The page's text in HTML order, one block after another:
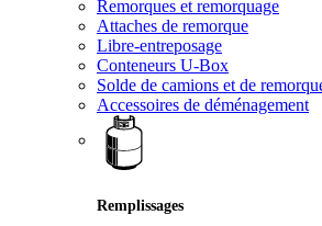
Remorques et remorquage
Attaches de remorque
Libre-entreposage
Conteneurs U-Box
Solde de camions et de
Accessoires de déménagement
Remplissages